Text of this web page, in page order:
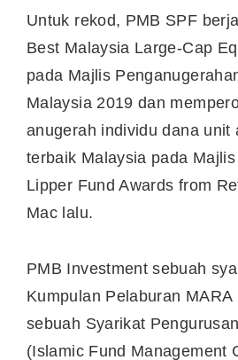
Untuk rekod, PMB SPF
Best Malaysia Large-Cap
pada Majlis
Malaysia 2019 dan
anugerah individu dana unit
terbaik Malaysia pada
Lipper Fund Awards from
Mac lalu.
PMB Investment sebuah
Kumpulan Pelaburan MARA
sebuah Syarikat
(Islamic Fund Management